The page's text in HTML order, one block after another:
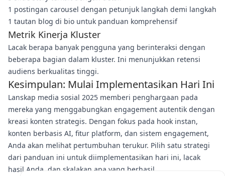
1 postingan carousel dengan petunjuk langkah demi langkah
1 tautan blog di bio untuk panduan komprehensif
Metrik Kinerja Kluster
Lacak berapa banyak pengguna yang berinteraksi dengan
beberapa bagian dalam kluster. Ini menunjukkan retensi
audiens berkualitas tinggi.
Kesimpulan: Mulai Implementasikan Hari Ini
Lanskap media sosial 2025 memberi penghargaan pada
mereka yang menggabungkan engagement autentik dengan
kreasi konten strategis. Dengan fokus pada hook instan,
konten berbasis AI, fitur platform, dan sistem engagement,
Anda akan melihat pertumbuhan terukur. Pilih satu strategi
dari panduan ini untuk diimplementasikan hari ini, lacak
hasil Anda, dan skalakan apa yang berhasil.